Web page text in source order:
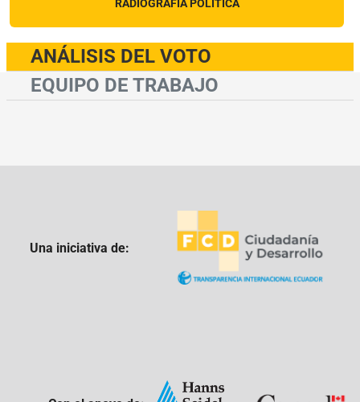
RADIOGRAFÍA POLÍTICA
ANÁLISIS DEL VOTO
EQUIPO DE TRABAJO
Una iniciativa de: